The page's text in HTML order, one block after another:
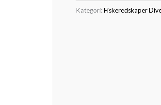
Kategori:Fiskeredskaper